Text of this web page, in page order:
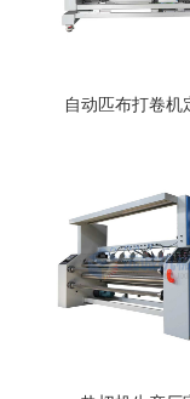
自动匹布打卷机